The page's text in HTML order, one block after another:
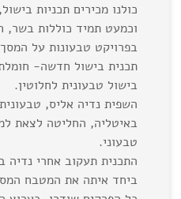
כולנו מכירים תכניות
וכמעט תמיד כוללות בשר,
בפרויקט טבעונות על
תכנית בישול חדשה- חומלת
בישול טבעונית לחלוטין.
השפית נדיה אליס,
באיטליה, החליטה לצאת
טבעוני.
התכנית תעקוב אחרי נדיה
ביחד איתה את המטבח